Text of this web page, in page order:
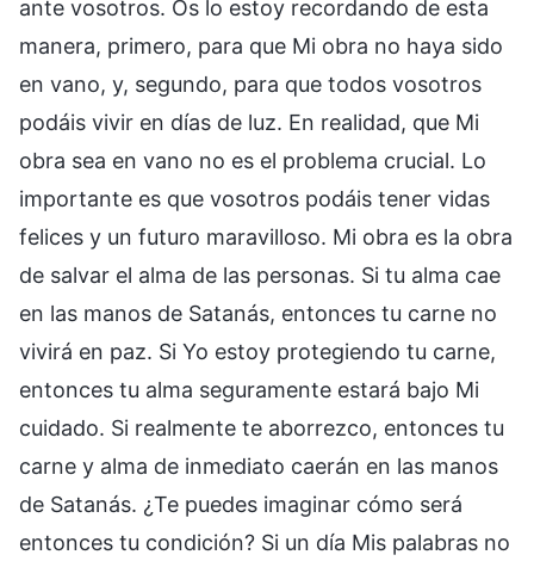
ante vosotros. Os lo estoy recordando de esta
manera, primero, para que Mi obra no haya sido
en vano, y, segundo, para que todos vosotros
podáis vivir en días de luz. En realidad, que Mi
obra sea en vano no es el problema crucial. Lo
importante es que vosotros podáis tener vidas
felices y un futuro maravilloso. Mi obra es la obra
de salvar el alma de las personas. Si tu alma cae
en las manos de Satanás, entonces tu carne no
vivirá en paz. Si Yo estoy protegiendo tu carne,
entonces tu alma seguramente estará bajo Mi
cuidado. Si realmente te aborrezco, entonces tu
carne y alma de inmediato caerán en las manos
de Satanás. ¿Te puedes imaginar cómo será
entonces tu condición? Si un día Mis palabras no